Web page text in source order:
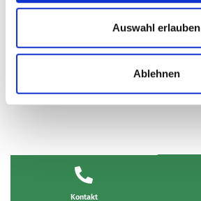
Auswahl erlauben
Ablehnen
(Foto: OriginalPR-Concept)
Kontakt